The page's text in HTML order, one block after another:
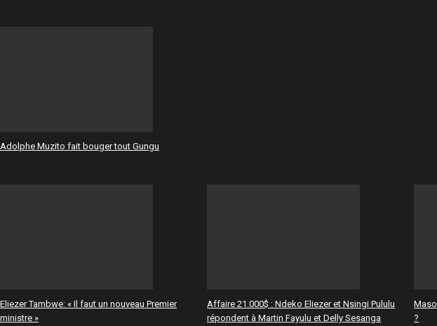
Adolphe Muzito fait bouger tout Gungu
Eliezer Tambwe: « Il faut un nouveau Premier
ministre »
Affaire 21.000$ : Ndeko Eliezer et Nsingi Pululu
répondent à Martin Fayulu et Delly Sesanga
?